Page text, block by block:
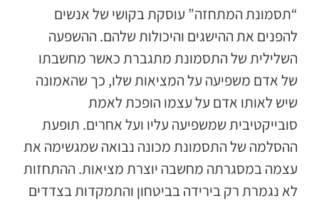
“תסמונת המתחזה” עוסקת בקושי של אנשים
להפנים את ההישגים והיכולות שלהם. ההשפעה
השלילית של התסמונת מתגברת כאשר מחשבתו
של אדם משפיעה על המציאות שלו, כך שהאמונה
שיש לאותו אדם על עצמו הופכת לאמת
סובייקטיבית שמשפיעה עליו ועל אחרים. תופעת
ההסלמה של התסמונת מכונה נבואה שמגשימה את
עצמה במסגרתה מחשבה יוצרת מציאות. ההתחזות
לא נגמרת רק בירידה בביטחון והתמקדות בצדדים